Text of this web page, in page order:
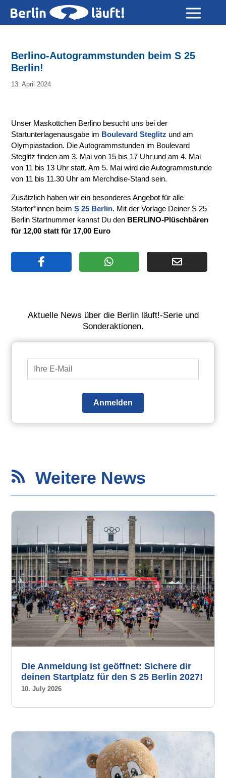
Berlino-Autogrammstunden beim S 25
Berlin!
13. April 2024
Unser Maskottchen Berlino besucht uns bei der
Startunterlagenausgabe im Boulevard Steglitz und am
Olympiastadion. Die Autogrammstunden im Boulevard
Steglitz finden am 3. Mai von 15 bis 17 Uhr und am 4. Mai
von 11 bis 13 Uhr statt. Am 5. Mai wird die Autogrammstunde
von 11 bis 11.30 Uhr am Merchdise-Stand sein.
Zusätzlich haben wir ein besonderes Angebot für alle
Starter*innen beimS 25 Berlin. Mit der Vorlage Deiner S 25
Berlin Startnummer kannst Du den BERLINO-Plüschbären
für 12,00 statt für 17,00 Euro
Aktuelle News über die Berlin läuft!-Serie und
Sonderaktionen.
Anmelden
 Weitere News
Die Anmeldung ist geöffnet: Sichere dir
deinen Startplatz für den S 25 Berlin 2027!
10. July 2026